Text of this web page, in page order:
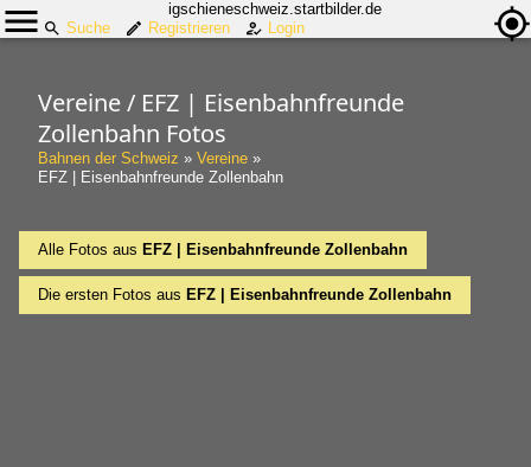
igschieneschweiz.startbilder.de
Suche
Registrieren Login
Vereine / EFZ | Eisenbahnfreunde
Zollenbahn Fotos
Bahnen der Schweiz » Vereine »
EFZ | Eisenbahnfreunde Zollenbahn
Alle Fotos aus EFZ | Eisenbahnfreunde Zollenbahn
Die ersten Fotos aus EFZ | Eisenbahnfreunde Zollenbahn